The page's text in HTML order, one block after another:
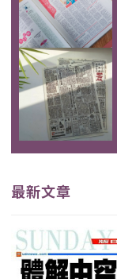
最新文章